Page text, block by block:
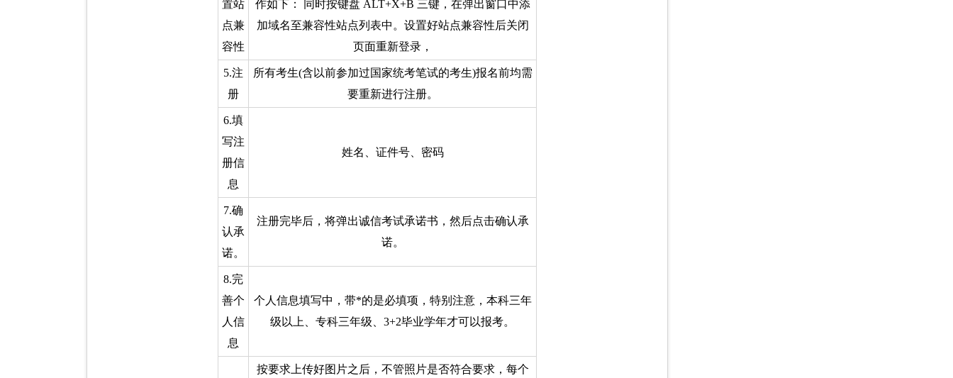
置站
点兼
容性
作如下： 同时按键盘 ALT+X+B 三键，在弹出窗口中添
加域名至兼容性站点列表中。设置好站点兼容性后关闭
页面重新登录，
5.注
册
所有考生(含以前参加过国家统考笔试的考生)报名前均需
要重新进行注册。
6.填
写注
册信
息
姓名、证件号、密码
7.确
认承
诺。
注册完毕后，将弹出诚信考试承诺书，然后点击确认承
诺。
8.完
善个
人信
息
个人信息填写中，带*的是必填项，特别注意，本科三年
级以上、专科三年级、3+2毕业学年才可以报考。
按要求上传好图片之后，不管照片是否符合要求，每个